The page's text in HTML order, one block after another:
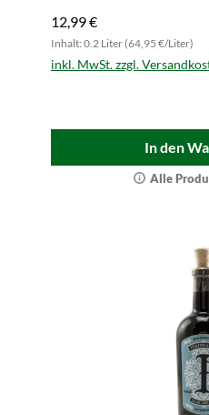
12,99 €
Inhalt: 0.2 Liter (64,95 €/Liter)
inkl. MwSt. zzgl.
In den
Alle